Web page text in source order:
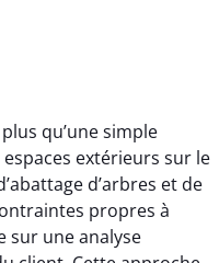
qu’une simple
extérieurs sur le
d’arbres et de
propres à
sur une analyse